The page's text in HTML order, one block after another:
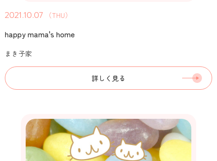
2021.10.07 （THU）
happy mama's home
まき子家
詳しく見る